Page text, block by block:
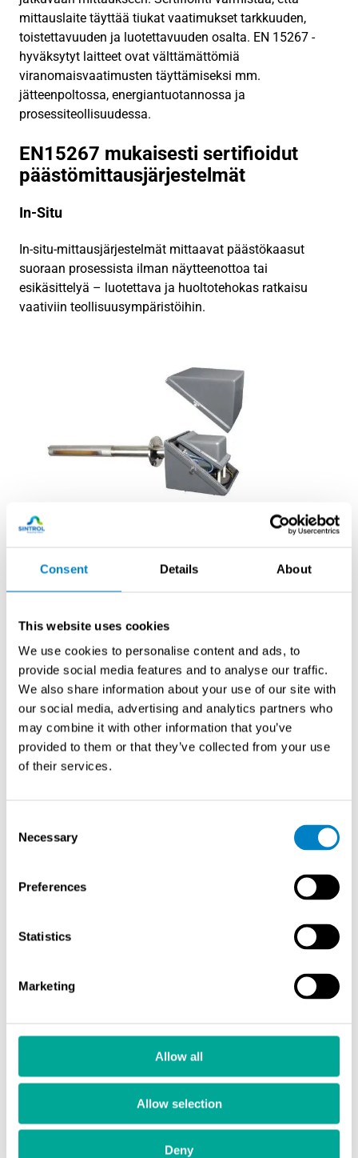
Consent Details About
This website uses cookies
We use cookies to personalise content and ads, to
provide social media features and to analyse our traffic.
We also share information about your use of our site with
our social media, advertising and analytics partners who
may combine it with other information that you’ve
provided to them or that they’ve collected from your use
of their services.
Selection
Necessary
Preferences
Statistics
Marketing
Allow all
Allow selection
Deny
mittauslaite täyttää tiukat vaatimukset tarkkuuden,
toistettavuuden ja luotettavuuden osalta. EN 15267 -
hyväksytyt laitteet ovat välttämättömiä
viranomaisvaatimusten täyttämiseksi mm.
jätteenpoltossa, energiantuotannossa ja
prosessiteollisuudessa.
EN15267 mukaisesti sertifioidut
päästömittausjärjestelmät
In-Situ
In-situ-mittausjärjestelmät mittaavat päästökaasut
suoraan prosessista ilman näytteenottoa tai
esikäsittelyä – luotettava ja huoltotehokas ratkaisu
vaativiin teollisuusympäristöihin.
In-situ-analysaattori päästömittaukseen P2000
P2000 mittaa jopa 6 kaasukomponenttia suoraan
Lue lisää
Protea 5000 on täysspektrinen ultraviolettialueen in-situ-
vaativien tai hyvin matalien kaasupitoisuuksien
esimerkiksi klooria (Cl₂), rikkivetyä (H₂S) ja
Lue lisää